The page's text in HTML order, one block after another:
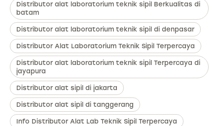
Distributor alat laboratorium teknik sipil Berkualitas di
batam
Distributor alat laboratorium teknik sipil di denpasar
Distributor Alat Laboratorium Teknik Sipil Terpercaya
Distributor alat laboratorium teknik sipil Terpercaya di
jayapura
Distributor alat sipil di jakarta
Distributor alat sipil di tanggerang
Info Distributor Alat Lab Teknik Sipil Terpercaya